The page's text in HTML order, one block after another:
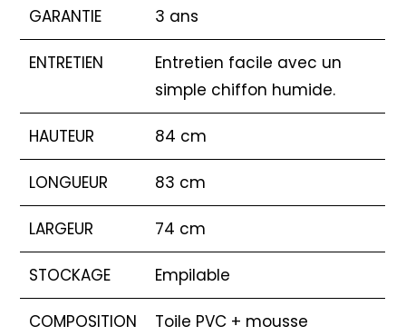
GARANTIE 3 ans
ENTRETIEN
Entretien facile avec un
simple chiffon humide.
HAUTEUR 84 cm
LONGUEUR 83 cm
LARGEUR 74 cm
STOCKAGE Empilable
COMPOSITION
Toile PVC + mousse